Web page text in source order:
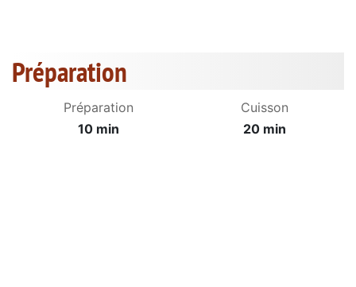
Préparation
Préparation
10 min
Cuisson
20 min